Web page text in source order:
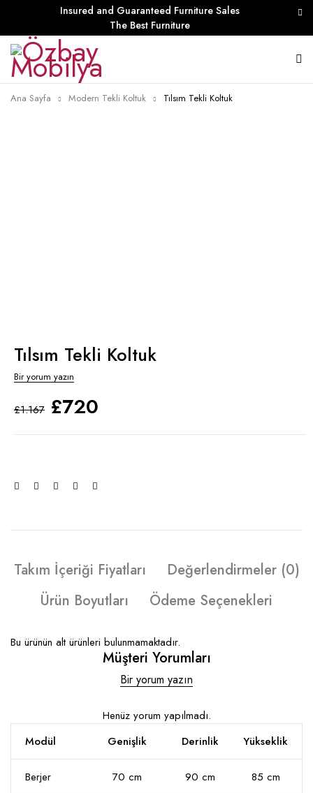
Insured and Guaranteed Furniture Sales
The Best Furniture
Ana Sayfa Modern Tekli Koltuk Tılsım Tekli Koltuk
Tılsım Tekli Koltuk
Bir yorum yazın
£1.167 £720
Takım İçeriği Fiyatları
Değerlendirmeler (0)
Ürün Boyutları
Ödeme Seçenekleri
Bu ürünün alt ürünleri bulunmamaktadır.
Müşteri Yorumları
Bir yorum yazın
Henüz yorum yapılmadı.
Modül
Genişlik Derinlik Yükseklik
Berjer 70 cm 90 cm 85 cm